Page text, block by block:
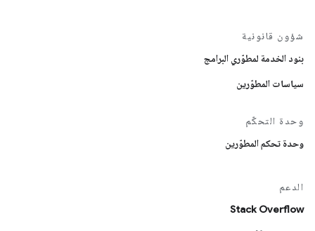
شؤون قانونية
بنود الخدمة لمطوّري البرامج
سياسات المطوّرين
وحدة التحكّم
وحدة تحكم المطوّرين
الدعم
Stack Overflow